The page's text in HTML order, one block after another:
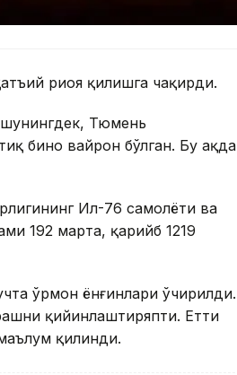
риоя қилишга чақирди.
Тюмень
бино вайрон бўлган. Бу ҳақда
Ил-76 самолёти ва
192 марта, қарийб 1219
ўрмон ёнғинлари ўчирилди.
қийинлаштиряпти. Етти
қилинди.